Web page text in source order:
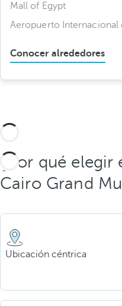
Mall of Egypt
Aeropuerto Internacional
Conocer alrededores
¿Por qué
Cairo Grand
Ubicación céntrica